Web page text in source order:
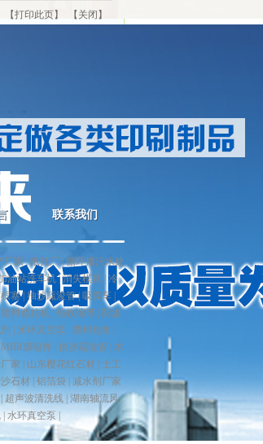
【打印此页】 【 关闭 】
途
重要性
联系我们
厂家|纸托厂|循环排污水处
油站洗车机|消失模具
冷
塞| 抽沙疏浚管| 吸粪车|
塑料造粒机|热收缩带
防渗
水环真空泵 塑料包角
MBR膜组件| 抽沙疏浚管
木
家 山东樱花红石材
土工
石材| 铝箔袋
减水剂厂家
超声波清洗线| 湖南轴流风
| 水环真空泵